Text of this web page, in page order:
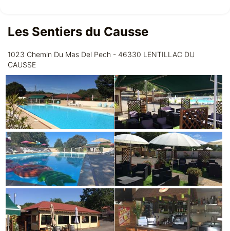
Les Sentiers du Causse
1023 Chemin Du Mas Del Pech - 46330 LENTILLAC DU
CAUSSE